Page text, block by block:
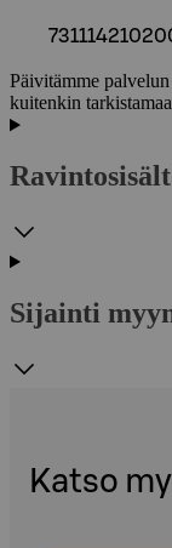
Päivitämme
kuitenkin
Sijainti
Katso